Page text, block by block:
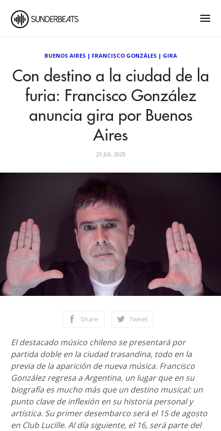
BUENOS AIRES | FRANCISCO GONZÁLES | GIRA
Con destino a la ciudad de la
furia: Francisco González
anuncia gira por Buenos
Aires
23 JUL 2025
Share Tweet
El destacado músico chileno se presentará por
partida doble en la ciudad trasandina, todo en la
previa de la aparición de nueva música. Francisco
González regresa a Argentina, un lugar que en su
biografía es mucho más que un destino musical: un
punto clave de inflexión en su historia personal y
artística. Su primer desembarco será el 15 de agosto
en Club Lucille. Al día siguiente, el 16, será parte del